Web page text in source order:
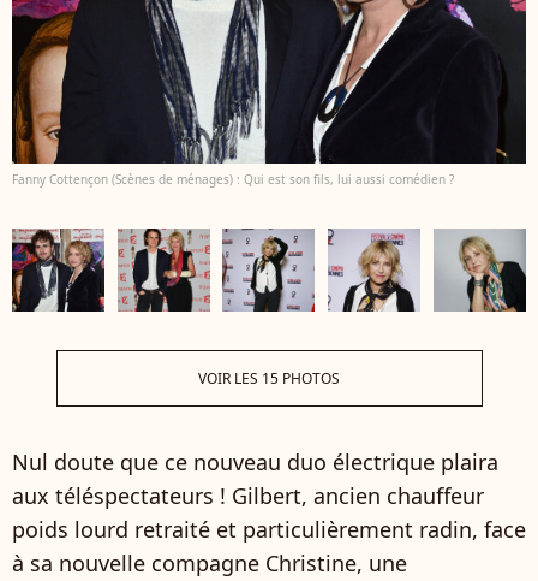
Fanny Cottençon (Scènes de ménages) : Qui est son fils, lui aussi comédien ?
VOIR LES 15 PHOTOS
Nul doute que ce nouveau duo électrique plaira
aux téléspectateurs ! Gilbert, ancien chauffeur
poids lourd retraité et particulièrement radin, face
à sa nouvelle compagne Christine, une